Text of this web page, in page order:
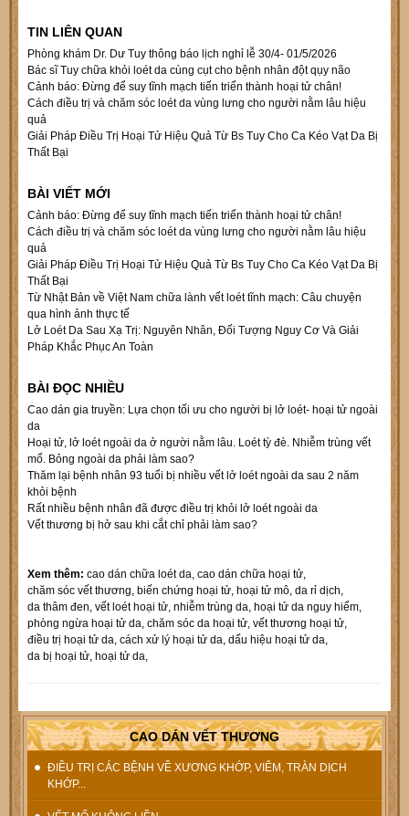
TIN LIÊN QUAN
Phòng khám Dr. Dư Tuy thông báo lịch nghỉ lễ 30/4- 01/5/2026
Bác sĩ Tuy chữa khỏi loét da cùng cụt cho bệnh nhân đột qụy não
Cảnh báo: Đừng để suy tĩnh mạch tiến triển thành hoại tử chân!
Cách điều trị và chăm sóc loét da vùng lưng cho người nằm lâu hiệu
quả
Giải Pháp Điều Trị Hoại Tử Hiệu Quả Từ Bs Tuy Cho Ca Kéo Vạt Da Bị
Thất Bại
BÀI VIẾT MỚI
Cảnh báo: Đừng để suy tĩnh mạch tiến triển thành hoại tử chân!
Cách điều trị và chăm sóc loét da vùng lưng cho người nằm lâu hiệu
quả
Giải Pháp Điều Trị Hoại Tử Hiệu Quả Từ Bs Tuy Cho Ca Kéo Vạt Da Bị
Thất Bại
Từ Nhật Bản về Việt Nam chữa lành vết loét tĩnh mạch: Câu chuyện
qua hình ảnh thực tế
Lở Loét Da Sau Xạ Trị: Nguyên Nhân, Đối Tượng Nguy Cơ Và Giải
Pháp Khắc Phục An Toàn
BÀI ĐỌC NHIỀU
Cao dán gia truyền: Lựa chọn tối ưu cho người bị lở loét- hoại tử ngoài
da
Hoại tử, lở loét ngoài da ở người nằm lâu. Loét tỳ đè. Nhiễm trùng vết
mổ. Bỏng ngoài da phải làm sao?
Thăm lại bệnh nhân 93 tuổi bị nhiều vết lở loét ngoài da sau 2 năm
khỏi bệnh
Rất nhiều bệnh nhân đã được điều trị khỏi lở loét ngoài da
Vết thương bị hở sau khi cắt chỉ phải làm sao?
Xem thêm: cao dán chữa loét da, cao dán chữa hoại tử,
chăm sóc vết thương, biến chứng hoại tử, hoại tử mô, da rỉ dịch,
da thâm đen, vết loét hoại tử, nhiễm trùng da, hoại tử da nguy hiểm,
phòng ngừa hoại tử da, chăm sóc da hoại tử, vết thương hoại tử,
điều trị hoại tử da, cách xử lý hoại tử da, dấu hiệu hoại tử da,
da bị hoại tử, hoại tử da,
CAO DÁN VẾT THƯƠNG
ĐIỀU TRỊ CÁC BỆNH VỀ XƯƠNG KHỚP, VIÊM, TRÀN DỊCH
KHỚP...